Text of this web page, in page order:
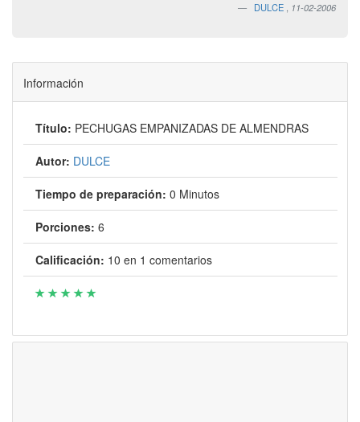
DULCE 11-02-2006
Información
Título: PECHUGAS EMPANIZADAS DE ALMENDRAS
Autor: DULCE
Tiempo de preparación: 0 Minutos
Porciones: 6
Calificación: 10 en 1 comentarios